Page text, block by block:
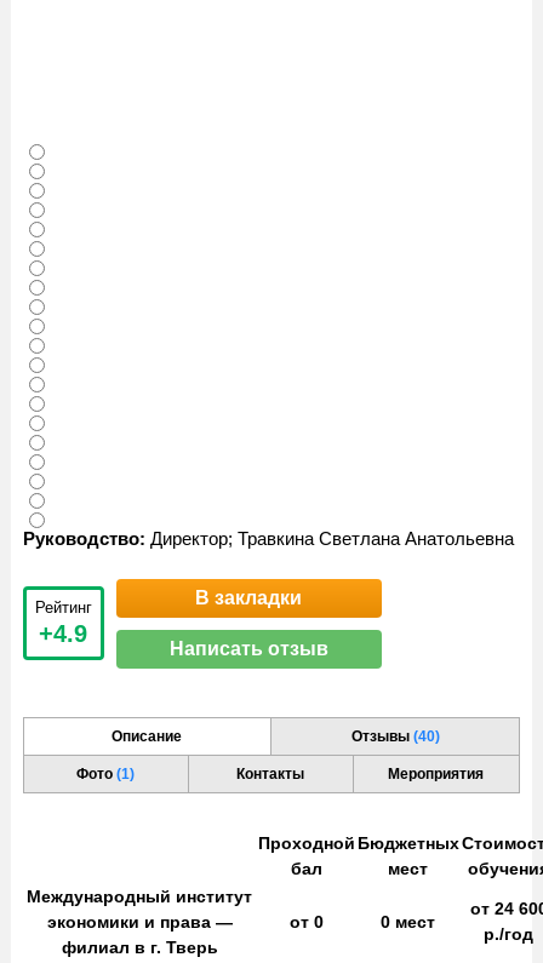
Руководство: Директор; Травкина Светлана Анатольевна
Рейтинг
+4.9
В закладки
Написать отзыв
Описание Отзывы (40)
Фото(1) Контакты Мероприятия
Проходной
бал
Бюджетных
мест
Международный институт
экономики и права —
филиал в г. Тверь
от0 0 мест
от24
р./год